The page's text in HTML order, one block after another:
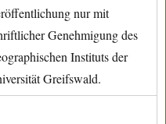
nur mit
Genehmigung des
Instituts der
Greifswald.